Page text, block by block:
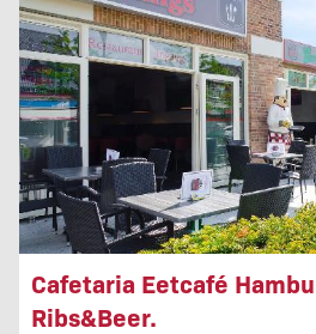
Cafetaria Eetcafé
Ribs&Beer.